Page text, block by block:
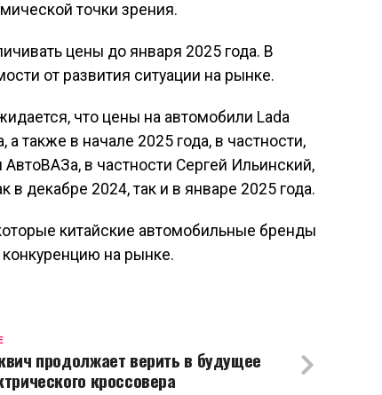
точки зрения.
цены до января 2025 года. В
от развития ситуации на рынке.
что цены на автомобили Lada
также в начале 2025 года, в частности,
в частности Сергей Ильинский,
в декабре 2024, так и в январе 2025 года.
китайские автомобильные бренды
конкуренцию на рынке.
продолжает верить в будущее
кроссовера